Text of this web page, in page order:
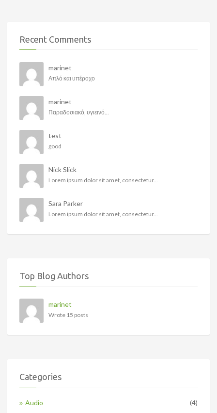
Recent Comments
marinet
Απλό και υπέροχο
marinet
Παραδοσιακό, υγιεινό...
test
good
Nick Slick
Lorem ipsum dolor sit amet, consectetur...
Sara Parker
Lorem ipsum dolor sit amet, consectetur...
Top Blog Authors
marinet
Wrote 15 posts
Categories
Audio
(4)